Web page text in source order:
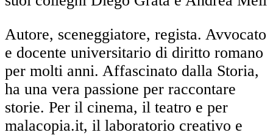
Autore, sceneggiatore, regista. Avvocato
e docente universitario di diritto romano
per molti anni. Affascinato dalla Storia,
ha una vera passione per raccontare
storie. Per il cinema, il teatro e per
malacopia.it, il laboratorio creativo e